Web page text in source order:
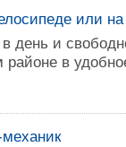
или на
дeнь и
pайоне в